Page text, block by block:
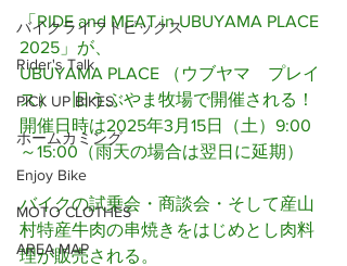
バイクライフトピックス
Rider's Talk
PICK UP BIKES
ホームカミング
Enjoy Bike
MOTO CLOTHES
AREA MAP
「RIDE and MEAT in UBUYAMA PLACE
2025」が、
UBUYAMA PLACE （ウブヤマ　プレイ
ス）　旧うぶやま牧場で開催される！
開催日時は2025年3月15日（土）9:00
～15:00（雨天の場合は翌日に延期）
バイクの試乗会・商談会・そして産山
村特産牛肉の串焼きをはじめとし肉料
理が販売される。